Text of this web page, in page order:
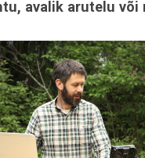
avalik arutelu või